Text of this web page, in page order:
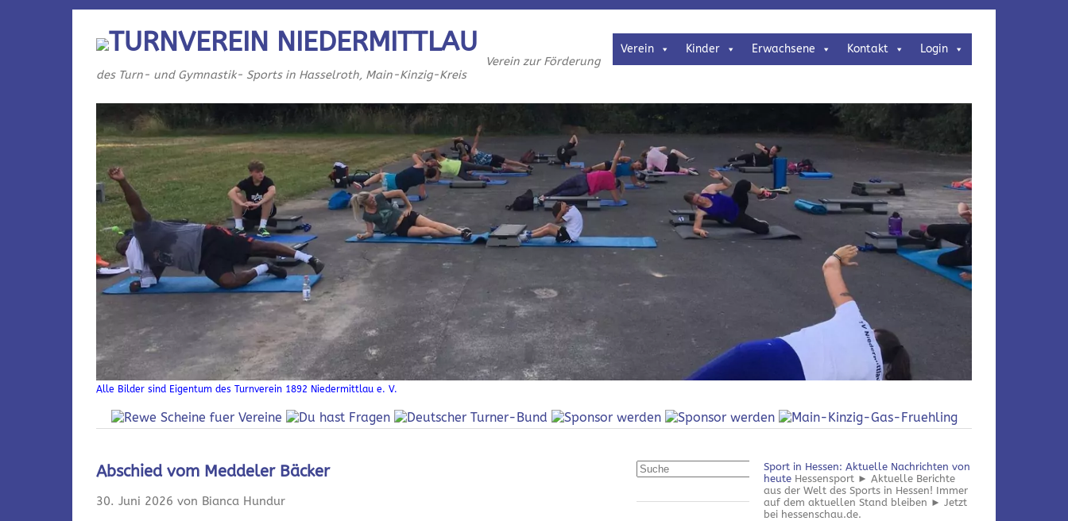
Verein Kinder Erwachsene Kontakt Login
TURNVEREIN NIEDERMITTLAU
Verein zur Förderung
des Turn- und Gymnastik- Sports in Hasselroth, Main-Kinzig-Kreis
Alle Bilder sind Eigentum des Turnverein 1892 Niedermittlau e. V.
Abschied vom Meddeler Bäcker
30. Juni 2026 von Bianca Hundur
Suchen
Sport in Hessen: Aktuelle Nachrichten von
heute Hessensport ► Aktuelle Berichte
aus der Welt des Sports in Hessen! Immer
auf dem aktuellen Stand bleiben ► Jetzt
bei hessenschau.de.